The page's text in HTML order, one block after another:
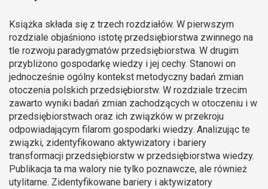
Książka składa się z trzech rozdziałów. W pierwszym
rozdziale objaśniono istotę przedsiębiorstwa zwinnego na
tle rozwoju paradygmatów przedsiębiorstwa. W drugim
przybliżono gospodarkę wiedzy i jej cechy. Stanowi on
jednocześnie ogólny kontekst metodyczny badań zmian
otoczenia polskich przedsiębiorstw. W rozdziale trzecim
zawarto wyniki badań zmian zachodzących w otoczeniu i w
przedsiębiorstwach oraz ich związków w przekroju
odpowiadającym filarom gospodarki wiedzy. Analizując te
związki, zidentyfikowano aktywizatory i bariery
transformacji przedsiębiorstw w przedsiębiorstwa wiedzy.
Publikacja ta ma walory nie tylko poznawcze, ale również
utylitarne. Zidentyfikowane bariery i aktywizatory